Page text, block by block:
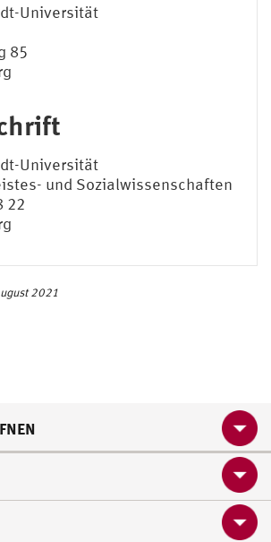
Universität
85
Universität
und Sozialwissenschaften
22
2021